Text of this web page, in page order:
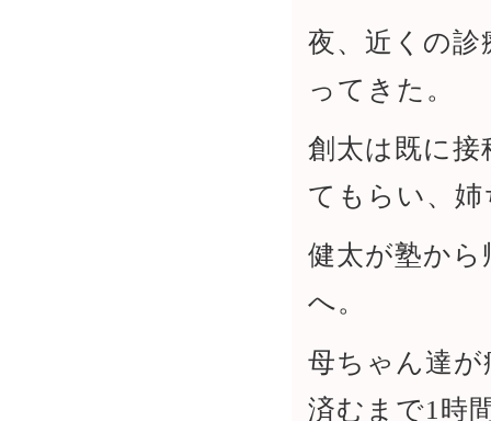
夜、近くの
ってきた。
創太は既に
てもらい、
健太が塾か
へ。
母ちゃん達
済むまで1時